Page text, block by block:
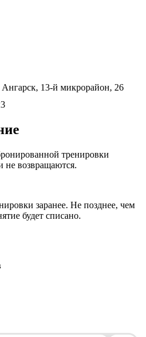
Ангарск, ​13-й микрорайон, 26
тренировки
не возвращаются.
заранее. Не позднее, чем
будет списано.